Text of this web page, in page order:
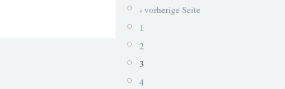
‹ vorherige Seite
1
2
3
4